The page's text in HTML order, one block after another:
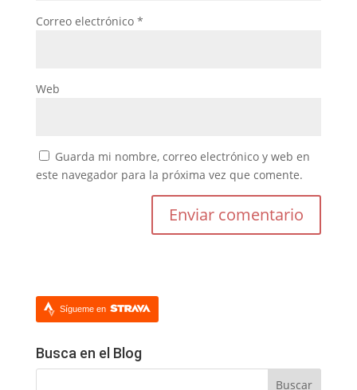
Correo electrónico *
Web
Guarda mi nombre, correo electrónico y web en
este navegador para la próxima vez que comente.
Sígueme en
Busca en el Blog